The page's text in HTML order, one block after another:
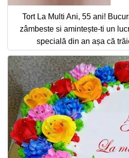
Tort La Multi Ani, 55 ani!
zâmbeste si amintește-ti un
specială din an așa că